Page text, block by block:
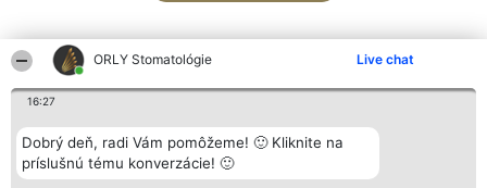
ORLY Stomatológie Live chat
16:27
Dobrý deň, radi Vám pomôžeme! 🙂 Kliknite na
príslušnú tému konverzácie! 🙂
Organizátor hodnotenia
Bright Side Solutions sp. z o.
o. sp. k.
Hodnotenie
Laureáti
Lista
Kontakt
Kontakt